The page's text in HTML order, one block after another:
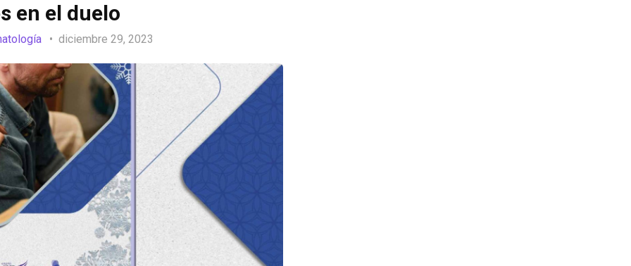
en el duelo
diciembre 29, 2023